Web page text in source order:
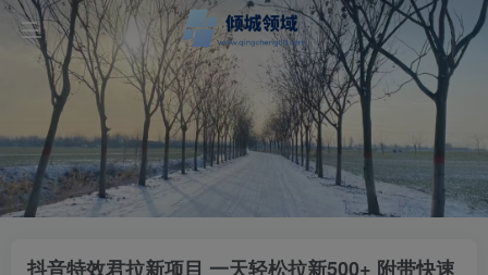
抖音特效君拉新项目 一天轻松拉新500+ 附带快速